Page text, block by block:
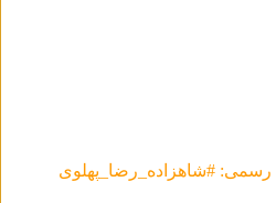
#شاهزاده_رضا_پهلوی